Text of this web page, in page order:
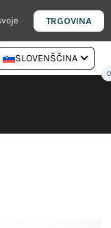
TRGOVINA
SLOVENŠČINA
0